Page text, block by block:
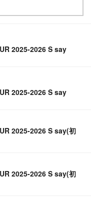
2025-2026 S say
2025-2026 S say
2025-2026 S say(初
2025-2026 S say(初